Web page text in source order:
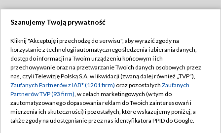
3 tys. zł mandatu za zbyt szybką jazdę.
radziejowskim
ZOBACZ WIĘCEJ
BIAŁYSTOK / BYDGOSZCZ / GDAŃSK /
Szanujemy Twoją prywatność
Kliknij "Akceptuję i przechodzę do serwisu", aby wyrazić zgody na
korzystanie z technologii automatycznego śledzenia i zbierania danych,
dostęp do informacji na Twoim urządzeniu końcowym i ich
przechowywanie oraz na przetwarzanie Twoich danych osobowych przez
nas, czyli Telewizję Polską S.A. w likwidacji (zwaną dalej również „TVP”),
Zaufanych Partnerów z IAB* (1201 firm) oraz pozostałych Zaufanych
Partnerów TVP (93 firm), w celach marketingowych (w tym do
zautomatyzowanego dopasowania reklam do Twoich zainteresowań i
mierzenia ich skuteczności) i pozostałych, które wskazujemy poniżej, a
także zgody na udostępnianie przez nas identyfikatora PPID do Google.